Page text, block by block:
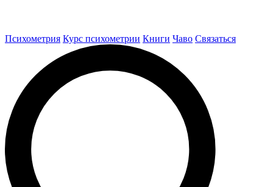
Психометрия Курс психометрии Книги Чаво Связаться